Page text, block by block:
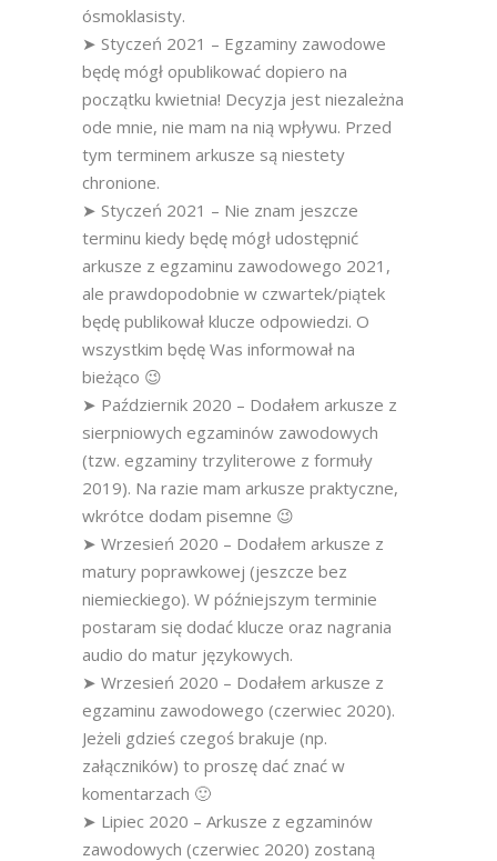
ósmoklasisty.
➤ Styczeń 2021 – Egzaminy zawodowe
będę mógł opublikować dopiero na
początku kwietnia! Decyzja jest niezależna
ode mnie, nie mam na nią wpływu. Przed
tym terminem arkusze są niestety
chronione.
➤ Styczeń 2021 – Nie znam jeszcze
terminu kiedy będę mógł udostępnić
arkusze z egzaminu zawodowego 2021,
ale prawdopodobnie w czwartek/piątek
będę publikował klucze odpowiedzi. O
wszystkim będę Was informował na
bieżąco 😉
➤ Październik 2020 – Dodałem arkusze z
sierpniowych egzaminów zawodowych
(tzw. egzaminy trzyliterowe z formuły
2019). Na razie mam arkusze praktyczne,
wkrótce dodam pisemne 😉
➤ Wrzesień 2020 – Dodałem arkusze z
matury poprawkowej (jeszcze bez
niemieckiego). W późniejszym terminie
postaram się dodać klucze oraz nagrania
audio do matur językowych.
➤ Wrzesień 2020 – Dodałem arkusze z
egzaminu zawodowego (czerwiec 2020).
Jeżeli gdzieś czegoś brakuje (np.
załączników) to proszę dać znać w
komentarzach 🙂
➤ Lipiec 2020 – Arkusze z egzaminów
zawodowych (czerwiec 2020) zostaną